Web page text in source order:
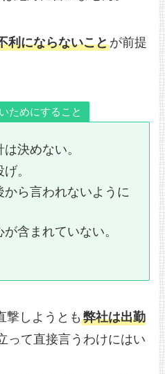
利にならないことが前提
ためにすること
決めない。
。
ら言われないように
含まれていない。
撃しようとも弊社は出勤
って直接言うわけにはい